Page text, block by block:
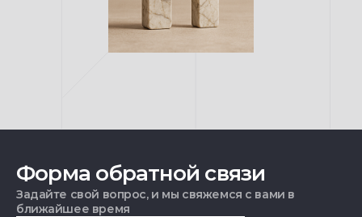
Форма обратной связи
Задайте свой вопрос, и мы свяжемся с вами в
ближайшее время